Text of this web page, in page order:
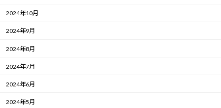
2024年10月
2024年9月
2024年8月
2024年7月
2024年6月
2024年5月